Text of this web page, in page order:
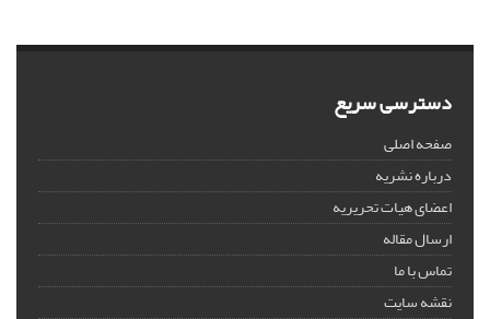
دسترسی سریع
صفحه اصلی
درباره نشریه
اعضای هیات تحریریه
ارسال مقاله
تماس با ما
نقشه سایت